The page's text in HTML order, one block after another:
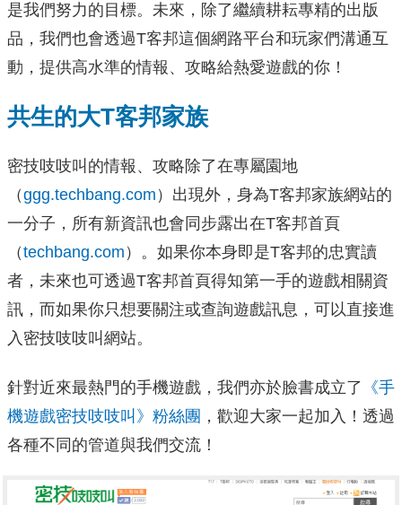
是我們努力的目標。未來，除了繼續耕耘專精的出版
品，我們也會透過T客邦這個網路平台和玩家們溝通互
動，提供高水準的情報、攻略給熱愛遊戲的你！
共生的大T客邦家族
密技吱吱叫的情報、攻略除了在專屬園地
（ggg.techbang.com ）出現外，身為T客邦家族網站的
一分子，所有新資訊也會同步露出在T客邦首頁
（techbang.com ）。如果你本身即是T客邦的忠實讀
者，未來也可透過T客邦首頁得知第一手的遊戲相關資
訊，而如果你只想要關注或查詢遊戲訊息，可以直接進
入密技吱吱叫網站。
針對近來最熱門的手機遊戲，我們亦於臉書成立了 《手
機遊戲密技吱吱叫》粉絲團 ，歡迎大家一起加入！透過
各種不同的管道與我們交流！